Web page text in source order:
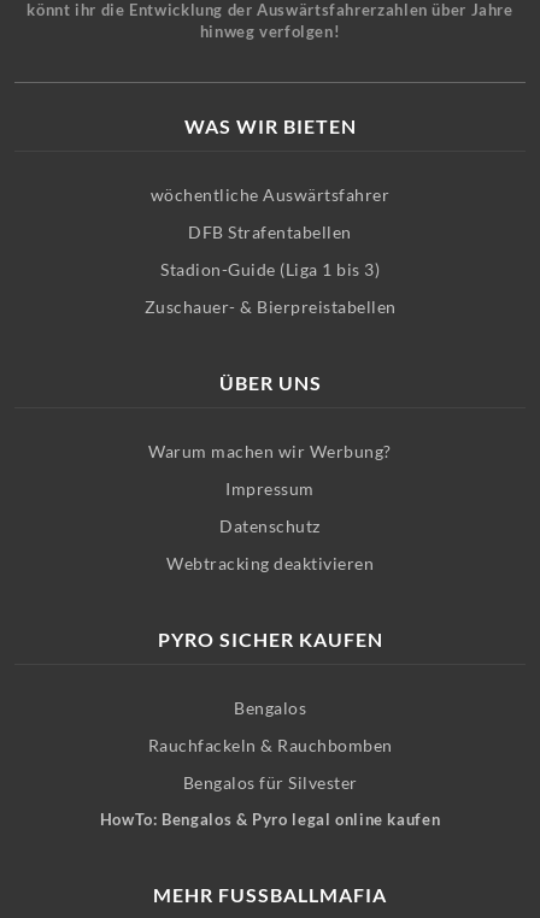
könnt ihr die Entwicklung der Auswärtsfahrerzahlen über Jahre
hinweg verfolgen!
WAS WIR BIETEN
wöchentliche Auswärtsfahrer
DFB Strafentabellen
Stadion-Guide (Liga 1 bis 3)
Zuschauer- & Bierpreistabellen
ÜBER UNS
Warum machen wir Werbung?
Impressum
Datenschutz
Webtracking deaktivieren
PYRO SICHER KAUFEN
Bengalos
Rauchfackeln & Rauchbomben
Bengalos für Silvester
HowTo: Bengalos & Pyro legal online kaufen
MEHR FUSSBALLMAFIA